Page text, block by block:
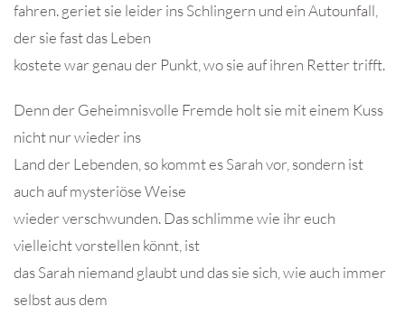
fahren. geriet sie leider ins Schlingern und ein Autounfall,
der sie fast das Leben
kostete war genau der Punkt, wo sie auf ihren Retter trifft.
Denn der Geheimnisvolle Fremde holt sie mit einem Kuss
nicht nur wieder ins
Land der Lebenden, so kommt es Sarah vor, sondern ist
auch auf mysteriöse Weise
wieder verschwunden. Das schlimme wie ihr euch
vielleicht vorstellen könnt, ist
das Sarah niemand glaubt und das sie sich, wie auch immer
selbst aus dem